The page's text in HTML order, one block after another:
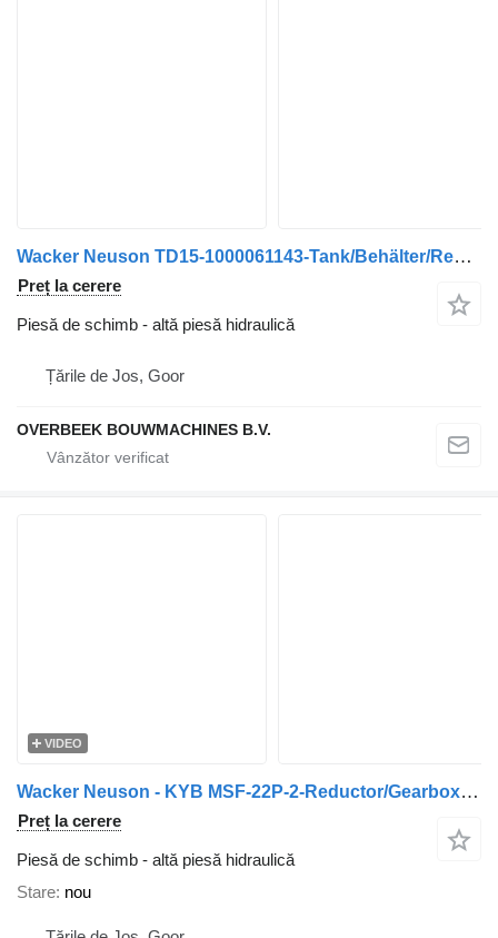
Wacker Neuson TD15-1000061143-Tank/Behälter/Reservoir
Preț la cerere
Piesă de schimb - altă piesă hidraulică
Țările de Jos, Goor
OVERBEEK BOUWMACHINES B.V.
VIDEO
Wacker Neuson - KYB MSF-22P-2-Reductor/Gearbox/Getriebe
Preț la cerere
Piesă de schimb - altă piesă hidraulică
Stare nou